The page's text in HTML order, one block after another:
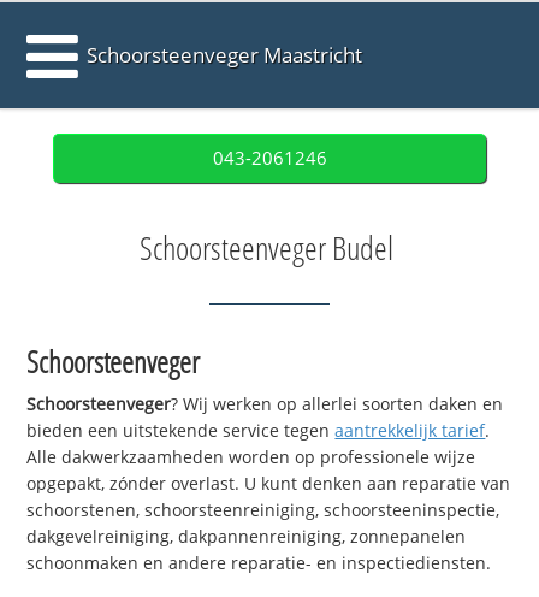
Schoorsteenveger Maastricht
043-2061246
Schoorsteenveger Budel
Schoorsteenveger
Schoorsteenveger? Wij werken op allerlei soorten daken en
bieden een uitstekende service tegenaantrekkelijk tarief.
Alle dakwerkzaamheden worden op professionele wijze
opgepakt, zónder overlast. U kunt denken aan reparatie van
schoorstenen, schoorsteenreiniging, schoorsteeninspectie,
dakgevelreiniging, dakpannenreiniging, zonnepanelen
schoonmaken en andere reparatie- en inspectiediensten.